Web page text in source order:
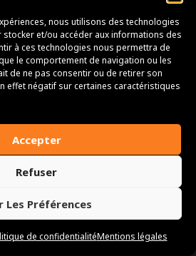
nous utilisons des technologies
et/ou accéder aux informations des
à ces technologies nous permettra de
le comportement de navigation ou les
de ne pas consentir ou de retirer son
effet négatif sur certaines caractéristiques
Accepter
Refuser
Les Préférences
de confidentialitéMentions légales​
Route de la plaine, 74210
Téléphone : 06 59 17 50 25 | Email
2026Conditions générales
partenaires